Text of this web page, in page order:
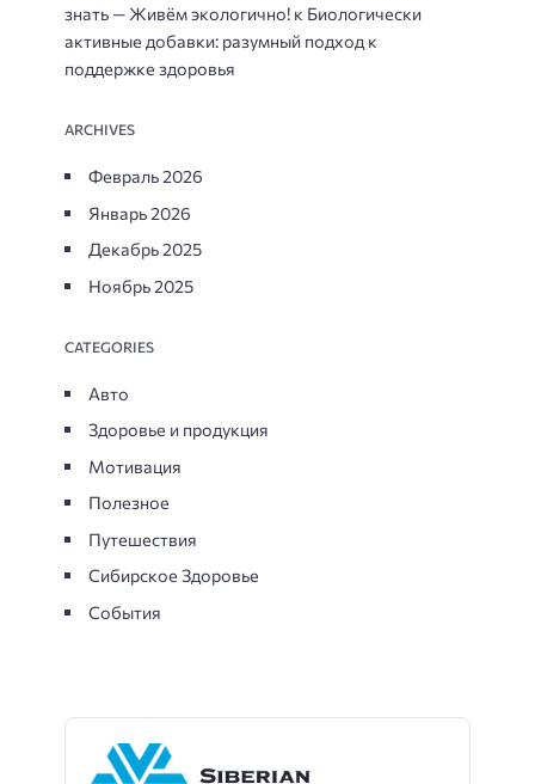
знать — Живём экологично! к Биологически
активные добавки: разумный подход к
поддержке здоровья
ARCHIVES
Февраль 2026
Январь 2026
Декабрь 2025
Ноябрь 2025
CATEGORIES
Авто
Здоровье и продукция
Мотивация
Полезное
Путешествия
Сибирское Здоровье
События